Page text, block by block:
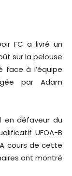
FC a livré un
sur la pelouse
face à l’équipe
par Adam
en défaveur du
UFOA-B
cours de cette
ont montré